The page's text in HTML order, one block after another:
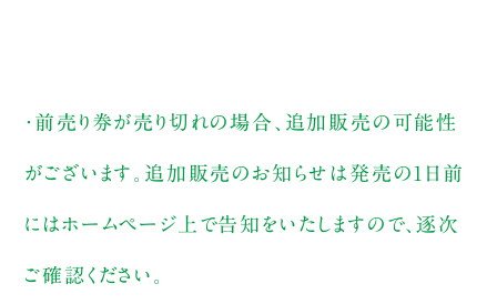
・前売り券が売り切れの場合、追加販売の可能性
がございます。追加販売のお知らせは発売の1日前
にはホームページ上で告知をいたしますので、逐次
ご確認ください。